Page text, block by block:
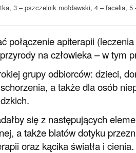
3 – pszczelnik mołdawski, 4 – facelia, 5
połączenie apiterapii
na człowieka – w tym
grupy odbiorców: dzieci,
a także dla osób
się z następujących
a także blatów dotyku
oraz kącika światła i cienia.